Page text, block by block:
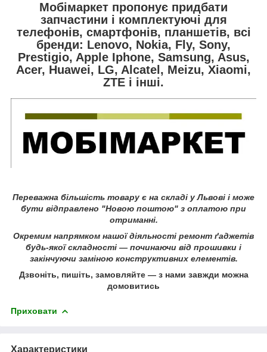
Мобімаркет пропонує придбати
запчастини і комплектуючі для
телефонів, смартфонів, планшетів, всі
бренди: Lenovo, Nokia, Fly, Sony,
Prestigio, Apple Iphone, Samsung, Asus,
Acer, Huawei, LG, Alcatel, Meizu, Xiaomi,
ZTE і інші.
Переважна більшість товару є на складі у Львові і може
бути відправлено "Новою поштою" з оплатою при
отриманні.
Окремим напрямком нашої діяльності ремонт ґаджетів
будь-якої складності ― починаючи від прошивки і
закінчуючи заміною конструктивних елементів.
Дзвоніть, пишіть, замовляйте ― з нами завжди можна
домовитись
Приховати
Характеристики